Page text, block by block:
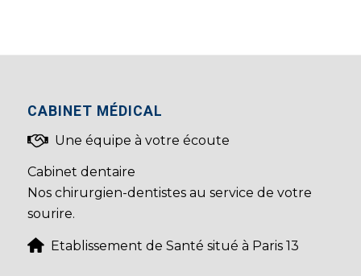
CABINET MÉDICAL
Une équipe à votre écoute
Cabinet dentaire
Nos chirurgien-dentistes au service de votre
sourire.
Etablissement de Santé situé à Paris 13